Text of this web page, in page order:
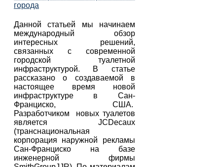
города
Данной статьей мы начинаем
международный обзор
интересных решений,
связанных с современной
городской туалетной
инфраструктурой. В статье
рассказано о создаваемой в
настоящее время новой
инфраструктуре в Сан-
Франциско, США.
Разработчиком новых туалетов
является JCDecaux
(транснациональная
корпорация наружной рекламы
Сан-Франциско на базе
инженерной фирмы